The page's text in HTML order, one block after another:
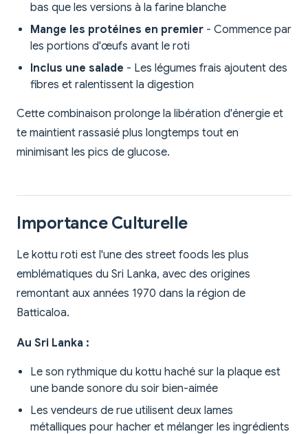
bas que les versions à la farine blanche
Mange les protéines en premier - Commence par
les portions d'œufs avant le roti
Inclus une salade - Les légumes frais ajoutent des
fibres et ralentissent la digestion
Cette combinaison prolonge la libération d'énergie et
te maintient rassasié plus longtemps tout en
minimisant les pics de glucose.
Importance Culturelle
Le kottu roti est l'une des street foods les plus
emblématiques du Sri Lanka, avec des origines
remontant aux années 1970 dans la région de
Batticaloa.
Au Sri Lanka :
Le son rythmique du kottu haché sur la plaque est
une bande sonore du soir bien-aimée
Les vendeurs de rue utilisent deux lames
métalliques pour hacher et mélanger les ingrédients